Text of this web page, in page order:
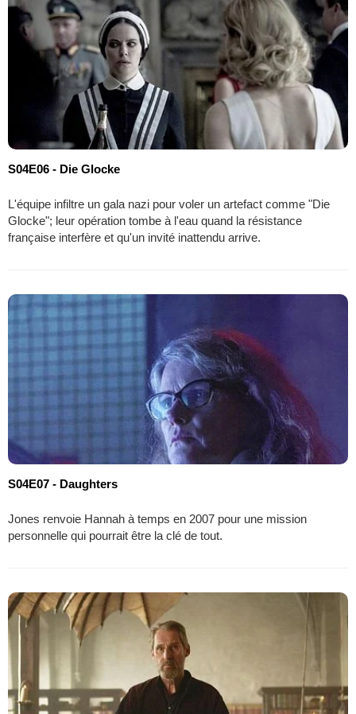
S04E06 - Die Glocke
L'équipe infiltre un gala nazi pour voler un artefact comme "Die
Glocke"; leur opération tombe à l'eau quand la résistance
française interfère et qu'un invité inattendu arrive.
S04E07 - Daughters
Jones renvoie Hannah à temps en 2007 pour une mission
personnelle qui pourrait être la clé de tout.